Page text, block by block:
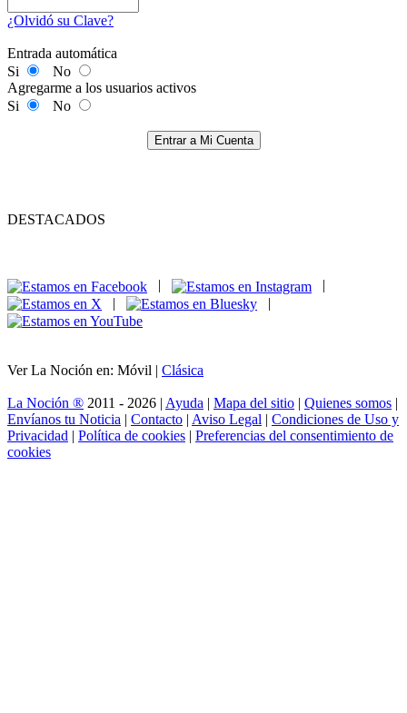
¿Olvidó su Clave?
Entrada automática
Si
No
Agregarme a los usuarios activos
Si
No
Entrar a Mi Cuenta
DESTACADOS
|
|
Ver La Noción en: Móvil | Clásica
La Noción ® 2011 - 2026 | Ayuda | Mapa del sitio | Quienes somos |
Envíanos tu Noticia | Contacto | Aviso Legal | Condiciones de Uso y
Privacidad | Política de cookies | Preferencias del consentimiento de
cookies